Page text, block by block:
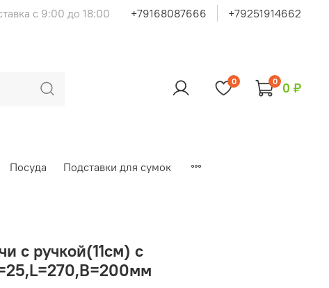
с 9:00 до 18:00 +79168087666 +79251914662
0 0 0 ₽
Посуда Подставки для сумок
с ручкой(11см) с